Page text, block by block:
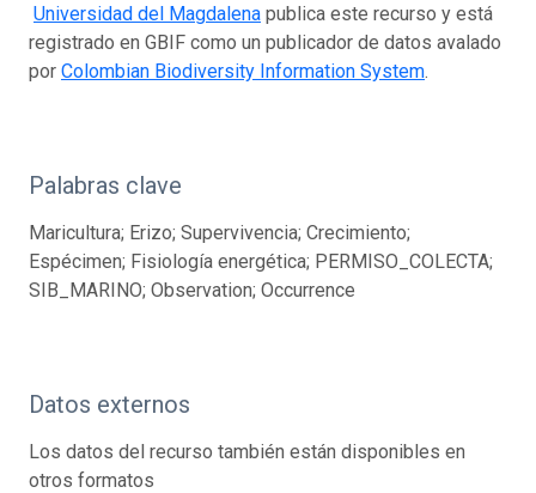
Universidad del Magdalena publica este recurso y está
registrado en GBIF como un publicador de datos avalado
por Colombian Biodiversity Information System.
Palabras clave
Maricultura; Erizo; Supervivencia; Crecimiento;
Espécimen; Fisiología energética; PERMISO_COLECTA;
SIB_MARINO; Observation; Occurrence
Datos externos
Los datos del recurso también están disponibles en
otros formatos